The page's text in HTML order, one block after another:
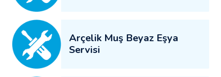
Arçelik Muş Beyaz Eşya
Servisi